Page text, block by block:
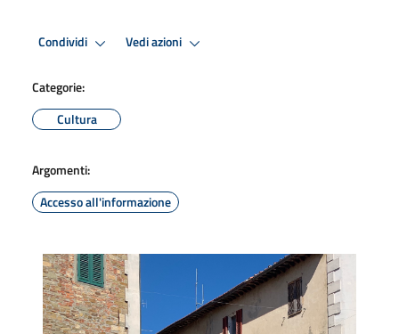
Condividi Vedi azioni
Categorie:
Cultura
Argomenti:
Accesso all'informazione